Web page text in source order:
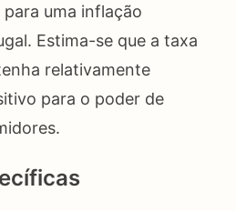
uma inflação
Estima-se que a taxa
relativamente
para o poder de